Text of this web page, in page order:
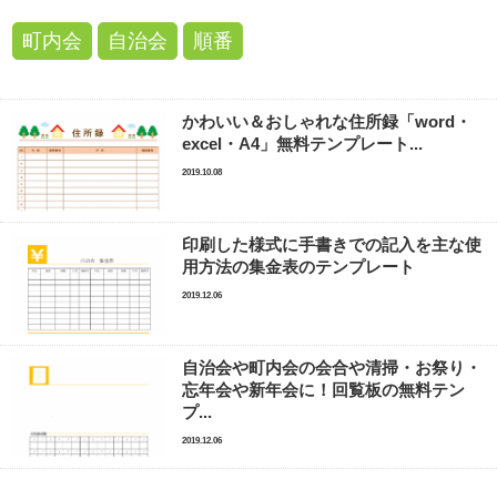
町内会 自治会 順番
かわいい＆おしゃれな住所録「word・
excel・A4」無料テンプレート...
2019.10.08
印刷した様式に手書きでの記入を主な使
用方法の集金表のテンプレート
2019.12.06
自治会や町内会の会合や清掃・お祭り・
忘年会や新年会に！回覧板の無料テン
プ...
2019.12.06